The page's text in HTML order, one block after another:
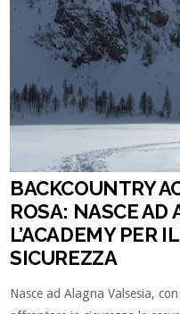
BACKCOUNTRY
ROSA: NASCE AD
L’ACADEMY PER
SICUREZZA
Nasce ad Alagna Valsesia,